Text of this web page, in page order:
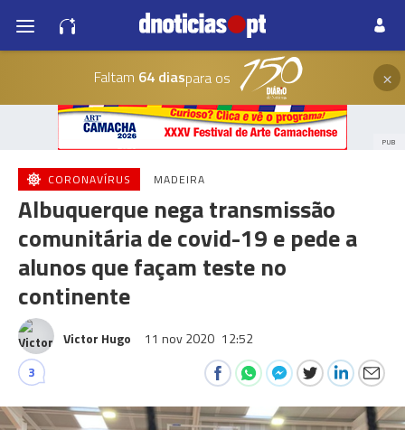
Faltam 64 diaspara os ×
PUB
CORONAVÍRUS MADEIRA
Albuquerque nega transmissão
comunitária de covid-19 e pede a
alunos que façam teste no
continente
Victor Hugo 11 nov 2020 12:52
3